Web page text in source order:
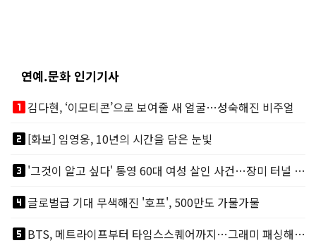
연예.문화 인기기사
looks_one김다현, ‘이모티콘’으로 보여줄 새 얼굴…성숙해진 비주얼
looks_two[화보] 임영웅, 10년의 시간을 담은 눈빛
looks_3
'그것이 알고 싶다' 통영 60대 여성 살인 사건…장미 터널 아래 킬러, 누구냐 넌?
looks_4글로벌급 기대 무색해진 '호프', 500만도 가물가물
looks_5
BTS, 메트라이프부터 타임스스퀘어까지…그래미 패싱해도 미 대륙 꿀꺽